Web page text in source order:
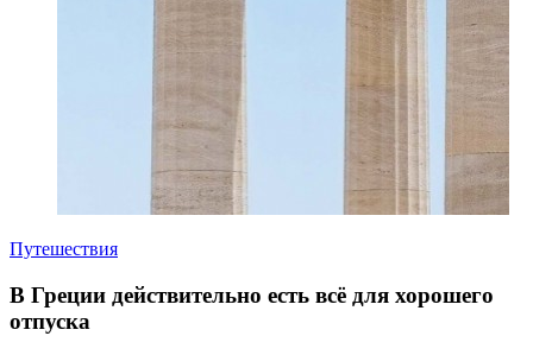
Путешествия
В Греции действительно есть всё для хорошего
отпуска